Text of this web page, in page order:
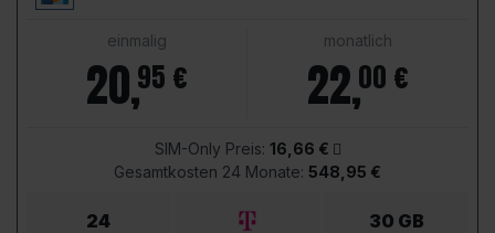
einmalig
20,95 €
monatlich
22,00 €
SIM-Only Preis: 16,66 €
Gesamtkosten 24 Monate: 548,95 €
24 30 GB